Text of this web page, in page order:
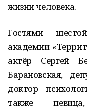
жизни человека.
Гостями
академии
актёр Сергей
Барановская,
доктор
также